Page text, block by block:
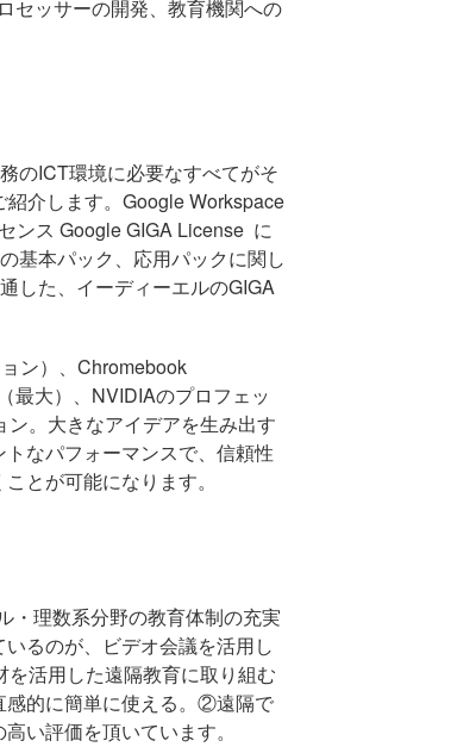
セッサーの開発、教育機関への
のICT環境に必要なすべてがそ
介します。 Google Workspace
ンス Google GIGA License に
基本パック、応用パックに関し
した、イーディーエルのGIGA
ン）、Chromebook
最大）、 NVIDIAのプロフェッ
。大きなアイデアを生み出す
なパフォーマンスで、信頼性
とが可能になります。
・理数系分野の教育体制の充実
るのが、ビデオ会議を活用し
活用した遠隔教育に取り組む
的に簡単に使える。②遠隔で
い評価を頂いています。